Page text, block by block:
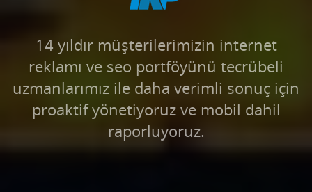
14 yıldır müşterilerimizin internet
reklamı ve seo portföyünü tecrübeli
uzmanlarımız ile daha verimli sonuç için
proaktif yönetiyoruz ve mobil dahil
raporluyoruz.